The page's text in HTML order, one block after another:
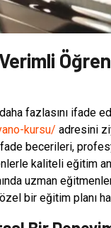
fazlasını ifade
kursu/ adresini
becerileri,
kaliteli eğitim
uzman
bir eğitim planı